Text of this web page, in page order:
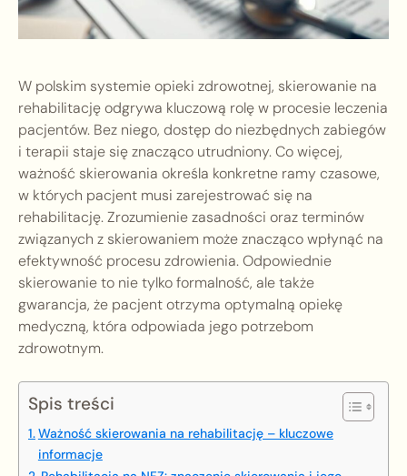
W polskim systemie opieki zdrowotnej, skierowanie na
rehabilitację odgrywa kluczową rolę w procesie leczenia
pacjentów. Bez niego, dostęp do niezbędnych zabiegów
i terapii staje się znacząco utrudniony. Co więcej,
ważność skierowania określa konkretne ramy czasowe,
w których pacjent musi zarejestrować się na
rehabilitację. Zrozumienie zasadności oraz terminów
związanych z skierowaniem może znacząco wpłynąć na
efektywność procesu zdrowienia. Odpowiednie
skierowanie to nie tylko formalność, ale także
gwarancja, że pacjent otrzyma optymalną opiekę
medyczną, która odpowiada jego potrzebom
zdrowotnym.
Spis treści
Ważność skierowania na rehabilitację – kluczowe
informacje